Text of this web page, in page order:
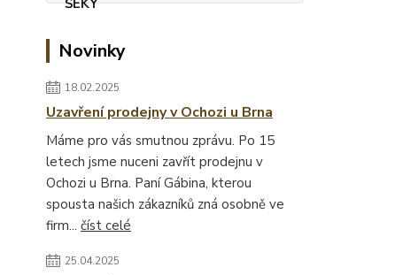
Novinky
18.02.2025
Uzavření prodejny v Ochozi u Brna
Máme pro vás smutnou zprávu. Po 15
letech jsme nuceni zavřít prodejnu v
Ochozi u Brna. Paní Gábina, kterou
spousta našich zákazníků zná osobně ve
firm... číst celé
25.04.2025